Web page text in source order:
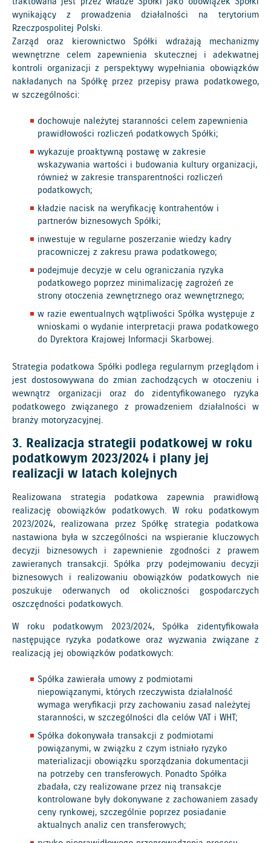
wynikający z prowadzenia działalności na terytorium
Rzeczpospolitej Polski.
Zarząd oraz kierownictwo Spółki wdrażają mechanizmy
wewnętrzne celem zapewnienia skutecznej i adekwatnej
kontroli organizacji z perspektywy wypełniania obowiązków
nakładanych na Spółkę przez przepisy prawa podatkowego,
w szczególności:
dochowuje należytej staranności celem zapewnienia
prawidłowości rozliczeń podatkowych Spółki;
wykazuje proaktywną postawę w zakresie
wskazywania wartości i budowania kultury organizacji,
również w zakresie transparentności rozliczeń
podatkowych;
kładzie nacisk na weryfikację kontrahentów i
partnerów biznesowych Spółki;
inwestuje w regularne poszerzanie wiedzy kadry
pracowniczej z zakresu prawa podatkowego;
podejmuje decyzje w celu ograniczania ryzyka
podatkowego poprzez minimalizację zagrożeń ze
strony otoczenia zewnętrznego oraz wewnętrznego;
w razie ewentualnych wątpliwości Spółka występuje z
wnioskami o wydanie interpretacji prawa podatkowego
do Dyrektora Krajowej Informacji Skarbowej.
Strategia podatkowa Spółki podlega regularnym przeglądom i
jest dostosowywana do zmian zachodzących w otoczeniu i
wewnątrz organizacji oraz do zidentyfikowanego ryzyka
podatkowego związanego z prowadzeniem działalności w
branży motoryzacyjnej.
3. Realizacja strategii podatkowej w roku
podatkowym 2023/2024 i plany jej
realizacji w latach kolejnych
Realizowana strategia podatkowa zapewnia prawidłową
realizację obowiązków podatkowych. W roku podatkowym
2023/2024, realizowana przez Spółkę strategia podatkowa
nastawiona była w szczególności na wspieranie kluczowych
decyzji biznesowych i zapewnienie zgodności z prawem
zawieranych transakcji. Spółka przy podejmowaniu decyzji
biznesowych i realizowaniu obowiązków podatkowych nie
poszukuje oderwanych od okoliczności gospodarczych
oszczędności podatkowych.
W roku podatkowym 2023/2024, Spółka zidentyfikowała
następujące ryzyka podatkowe oraz wyzwania związane z
realizacją jej obowiązków podatkowych:
Spółka zawierała umowy z podmiotami
niepowiązanymi, których rzeczywista działalność
wymaga weryfikacji przy zachowaniu zasad należytej
staranności, w szczególności dla celów VAT i WHT;
Spółka dokonywała transakcji z podmiotami
powiązanymi, w związku z czym istniało ryzyko
materializacji obowiązku sporządzania dokumentacji
na potrzeby cen transferowych. Ponadto Spółka
zbadała, czy realizowane przez nią transakcje
kontrolowane były dokonywane z zachowaniem zasady
ceny rynkowej, szczególnie poprzez posiadanie
aktualnych analiz cen transferowych;